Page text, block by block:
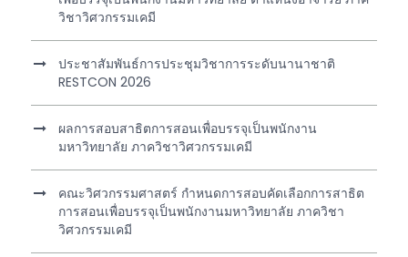
วิชาวิศวกรรมเคมี
ประชาสัมพันธ์การประชุมวิชาการระดับนานาชาติ
RESTCON 2026
ผลการสอบสาธิตการสอนเพื่อบรรจุเป็นพนักงาน
มหาวิทยาลัย ภาควิชาวิศวกรรมเคมี
คณะวิศวกรรมศาสตร์ กำหนดการสอบคัดเลือกการสาธิต
การสอนเพื่อบรรจุเป็นพนักงานมหาวิทยาลัย ภาควิชา
วิศวกรรมเคมี